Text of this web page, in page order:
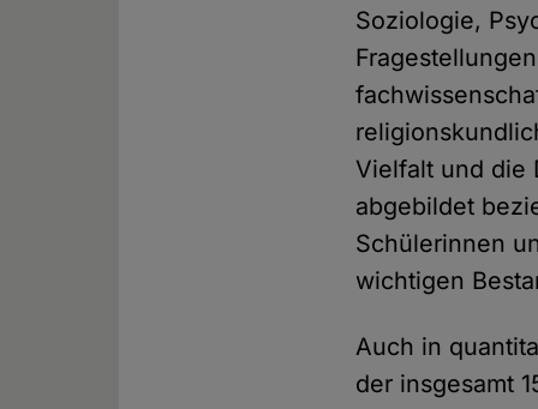
Soziologie,
Vielfalt und die
abgebildet
Schülerinnen
wichtigen
Auch in
der insgesamt